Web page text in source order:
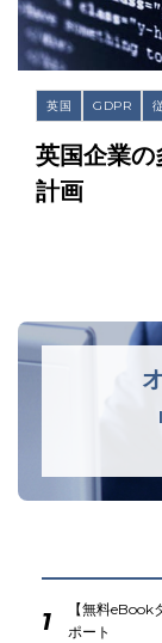
英国 GDPR
英国企業
計画
1
【無料
ポート